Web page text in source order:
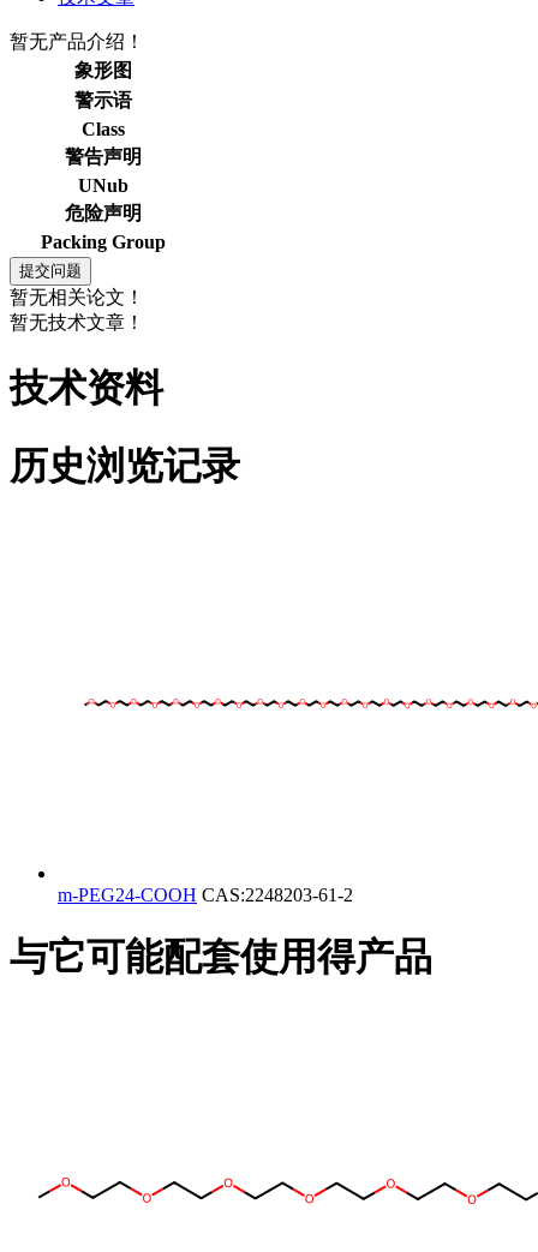
暂无产品介绍！
象形图
警示语
Class
警告声明
UNub
危险声明
Packing Group
暂无相关论文！
暂无技术文章！
技术资料
历史浏览记录
m-PEG24-COOH CAS:2248203-61-2
与它可能配套使用得产品